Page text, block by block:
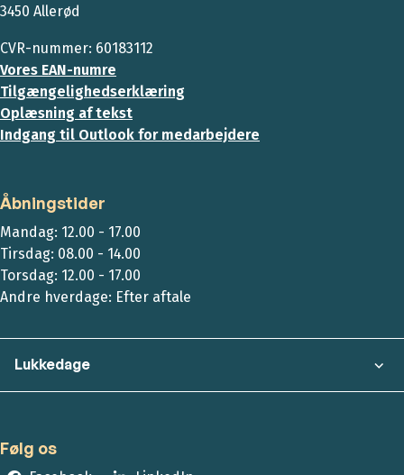
3450 Allerød
CVR-nummer: 60183112
Vores EAN-numre
Tilgængelighedserklæring
Oplæsning af tekst
Indgang til Outlook for medarbejdere
Åbningstider
Mandag: 12.00 - 17.00
Tirsdag: 08.00 - 14.00
Torsdag: 12.00 - 17.00
Andre hverdage: Efter aftale
Lukkedage
Følg os